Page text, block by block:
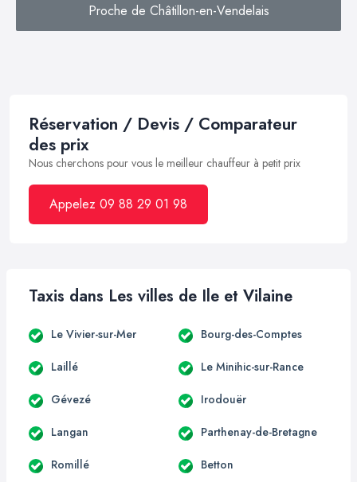
Proche de Châtillon-en-Vendelais
Réservation / Devis / Comparateur
des prix
Nous cherchons pour vous le meilleur chauffeur à petit prix
Appelez 09 88 29 01 98
Taxis dans Les villes de Ile et Vilaine
Le Vivier-sur-Mer Bourg-des-Comptes
Laillé Le Minihic-sur-Rance
Gévezé Irodouër
Langan Parthenay-de-Bretagne
Romillé Betton